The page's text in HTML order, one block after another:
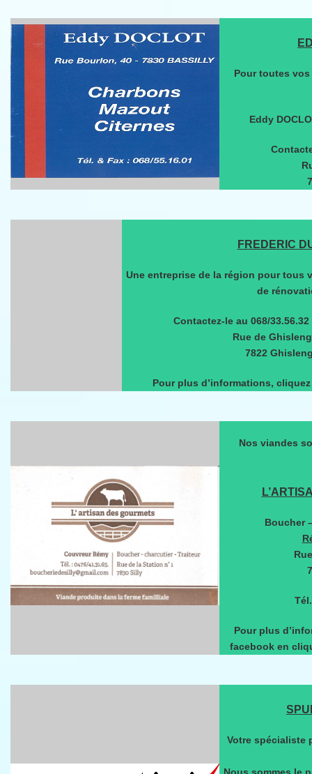
Pour toutes
Eddy
FREDERIC
Une entreprise de la région pour tous
de
Contactez-le au 068/
Rue de
7822
Pour plus d’informations,
Nos viandes
Boucher
Pour plus
facebook en
Votre spécialiste